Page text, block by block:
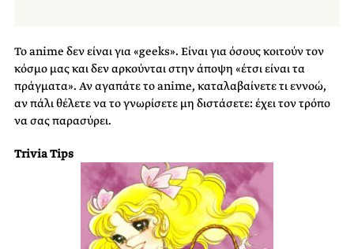
Το anime δεν είναι για «geeks». Είναι για όσους κοιτούν τον
κόσμο μας και δεν αρκούνται στην άποψη «έτσι είναι τα
πράγματα». Αν αγαπάτε το anime, καταλαβαίνετε τι εννοώ,
αν πάλι θέλετε να το γνωρίσετε μη διστάσετε: έχει τον τρόπο
να σας παρασύρει.
TriviaTips